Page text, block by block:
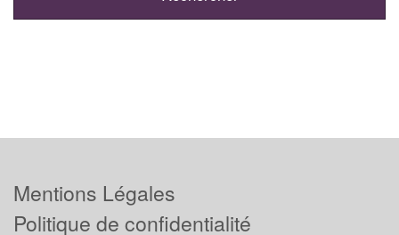
Mentions Légales
Politique de confidentialité